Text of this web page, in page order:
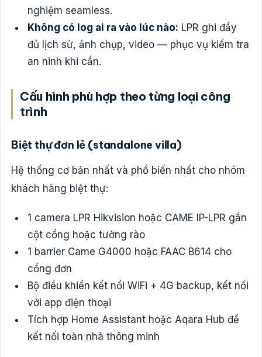
nghiệm seamless.
Không có log ai ra vào lúc nào: LPR ghi đầy
đủ lịch sử, ảnh chụp, video — phục vụ kiểm tra
an ninh khi cần.
Cấu hình phù hợp theo từng loại công
trình
Biệt thự đơn lẻ (standalone villa)
Hệ thống cơ bản nhất và phổ biến nhất cho nhóm
khách hàng biệt thự:
1 camera LPR Hikvision hoặc CAME IP-LPR gắn
cột cổng hoặc tường rào
1 barrier Came G4000 hoặc FAAC B614 cho
cổng đơn
Bộ điều khiển kết nối WiFi + 4G backup, kết nối
với app điện thoại
Tích hợp Home Assistant hoặc Aqara Hub để
kết nối toàn nhà thông minh